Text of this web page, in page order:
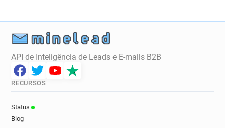
API de Inteligência de Leads e E-mails B2B
RECURSOS
Status
Blog